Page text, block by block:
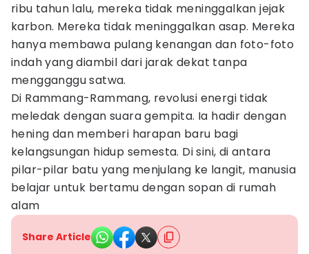
ribu tahun lalu, mereka tidak meninggalkan jejak
karbon. Mereka tidak meninggalkan asap. Mereka
hanya membawa pulang kenangan dan foto-foto
indah yang diambil dari jarak dekat tanpa
mengganggu satwa.
Di Rammang-Rammang, revolusi energi tidak
meledak dengan suara gempita. Ia hadir dengan
hening dan memberi harapan baru bagi
kelangsungan hidup semesta. Di sini, di antara
pilar-pilar batu yang menjulang ke langit, manusia
belajar untuk bertamu dengan sopan di rumah
alam
Share Article